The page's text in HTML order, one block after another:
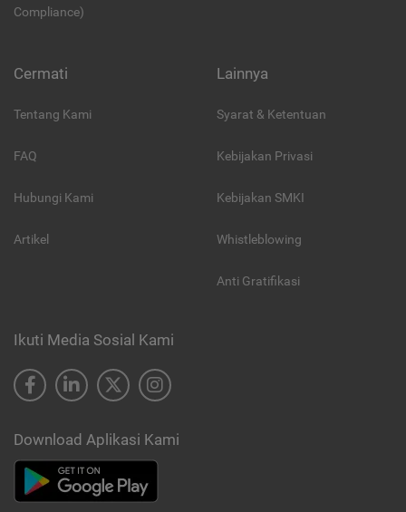
Compliance)
Cermati
Tentang Kami
FAQ
Hubungi Kami
Artikel
Lainnya
Syarat & Ketentuan
Kebijakan Privasi
Kebijakan SMKI
Whistleblowing
Anti Gratifikasi
Ikuti Media Sosial Kami
Download Aplikasi Kami